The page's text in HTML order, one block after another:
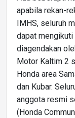
apabila rekan-
IMHS, seluruh
dapat
diagendakan
Motor Kaltim 2
Honda area
dan Kubar.
anggota resmi
(Honda